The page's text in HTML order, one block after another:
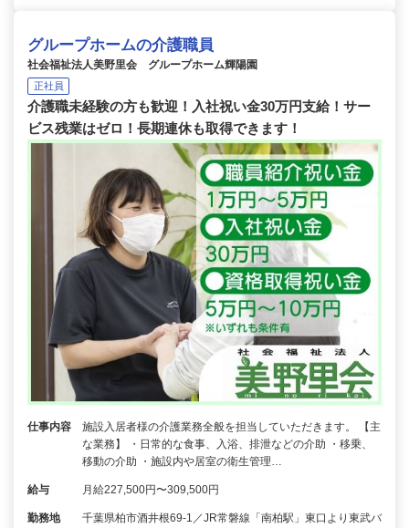
グループホームの介護職員
社会福祉法人美野里会 グループホーム輝陽園
正社員
介護職未経験の方も歓迎！入社祝い金30万円支給！サー
ビス残業はゼロ！長期連休も取得できます！
仕事内容
施設入居者様の介護業務全般を担当していただきます。 【主
な業務】 ・日常的な食事、入浴、排泄などの介助 ・移乗、
移動の介助 ・施設内や居室の衛生管理…
給与 月給227,500円〜309,500円
勤務地
千葉県柏市酒井根69-1／JR常磐線「南柏駅」東口より東武バ